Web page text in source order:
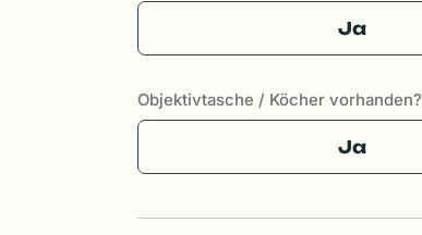
Ja
Objektivtasche / Köcher vorhanden?
Ja